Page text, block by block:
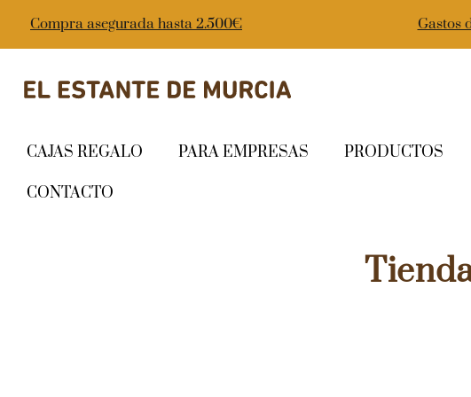
Compra asegurada hasta 2.500€ Gastos
CAJAS REGALO PARA EMPRESAS PRODUCTOS
CONTACTO